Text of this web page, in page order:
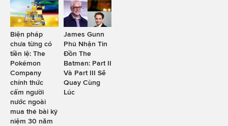
Biện pháp
chưa từng có
tiền lệ: The
Pokémon
Company
chính thức
cấm người
nước ngoài
mua thẻ bài kỷ
niệm 30 năm
James Gunn
Phủ Nhận Tin
Đồn The
Batman: Part II
Và Part III Sẽ
Quay Cùng
Lúc